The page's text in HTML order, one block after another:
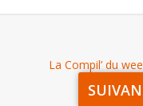
La Compil’ du